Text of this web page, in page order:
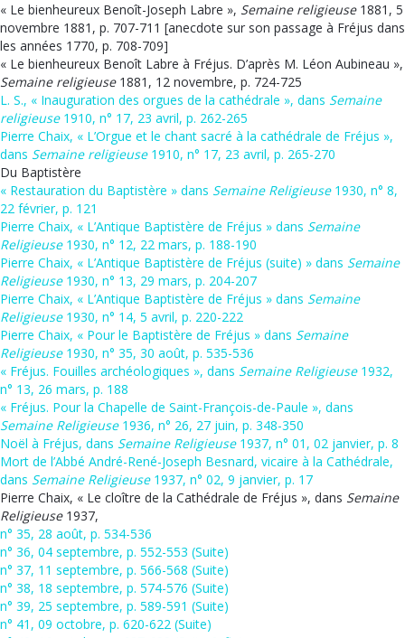
« Le bienheureux Benoît-Joseph Labre », Semaine religieuse 1881, 5
novembre 1881, p. 707-711 [anecdote sur son passage à Fréjus dans
les années 1770, p. 708-709]
« Le bienheureux Benoît Labre à Fréjus. D’après M. Léon Aubineau »,
Semaine religieuse1881, 12 novembre, p. 724-725
L. S., « Inauguration des orgues de la cathédrale », dans Semaine
religieuse 1910, n° 17, 23 avril, p. 262-265
Pierre Chaix, « L’Orgue et le chant sacré à la cathédrale de Fréjus »,
dans Semaine religieuse1910, n° 17, 23 avril, p. 265-270
Du Baptistère
« Restauration du Baptistère » dans Semaine Religieuse1930, n° 8,
22 février, p. 121
Pierre Chaix, « L’Antique Baptistère de Fréjus » dans Semaine
Religieuse1930, n° 12, 22 mars, p. 188-190
Pierre Chaix, « L’Antique Baptistère de Fréjus (suite) » dans Semaine
Religieuse1930, n° 13, 29 mars, p. 204-207
Pierre Chaix, « L’Antique Baptistère de Fréjus » dans Semaine
Religieuse1930, n° 14, 5 avril, p. 220-222
Pierre Chaix, « Pour le Baptistère de Fréjus » dans Semaine
Religieuse1930, n° 35, 30 août, p. 535-536
« Fréjus. Fouilles archéologiques », dans Semaine Religieuse1932,
n° 13, 26 mars, p. 188
« Fréjus. Pour la Chapelle de Saint-François-de-Paule », dans
Semaine Religieuse1936, n° 26, 27 juin, p. 348-350
Noël à Fréjus, dans Semaine Religieuse1937, n° 01, 02 janvier, p. 8
Mort de l’Abbé André-René-Joseph Besnard, vicaire à la Cathédrale,
dans Semaine Religieuse1937, n° 02, 9 janvier, p. 17
Pierre Chaix, « Le cloître de la Cathédrale de Fréjus », dans Semaine
Religieuse1937,
n° 35, 28 août, p. 534-536
n° 36, 04 septembre, p. 552-553 (Suite)
n° 37, 11 septembre, p. 566-568 (Suite)
n° 38, 18 septembre, p. 574-576 (Suite)
n° 39, 25 septembre, p. 589-591 (Suite)
n° 41, 09 octobre, p. 620-622 (Suite)